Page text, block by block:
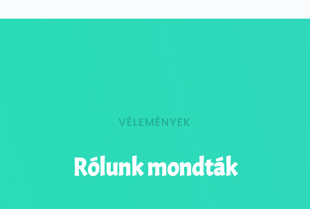
VÉLEMÉNYEK
Rólunk mondták